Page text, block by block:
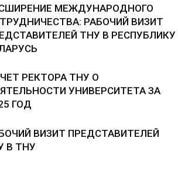
МЕЖДУНАРОДНОГО
РАБОЧИЙ ВИЗИТ
ТНУ В РЕСПУБЛИКУ
РЕКТОРА ТНУ О
УНИВЕРСИТЕТА ЗА
ГОД
ВИЗИТ ПРЕДСТАВИТЕЛЕЙ
В ТНУ